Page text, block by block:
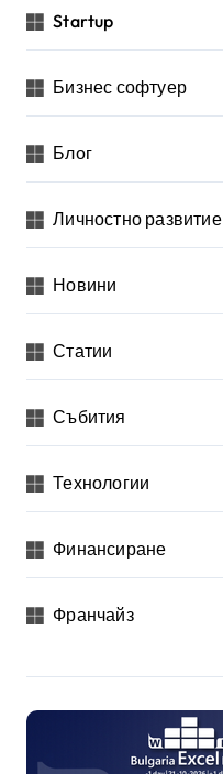
Startup
Бизнес софтуер
Блог
Личностно развитие
Новини
Статии
Събития
Технологии
Финансиране
Франчайз